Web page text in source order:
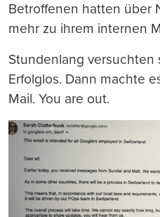
Betroffenen hatten über
mehr zu ihrem internen
Stundenlang versuchten
Erfolglos. Dann machte
Mail. You are out.